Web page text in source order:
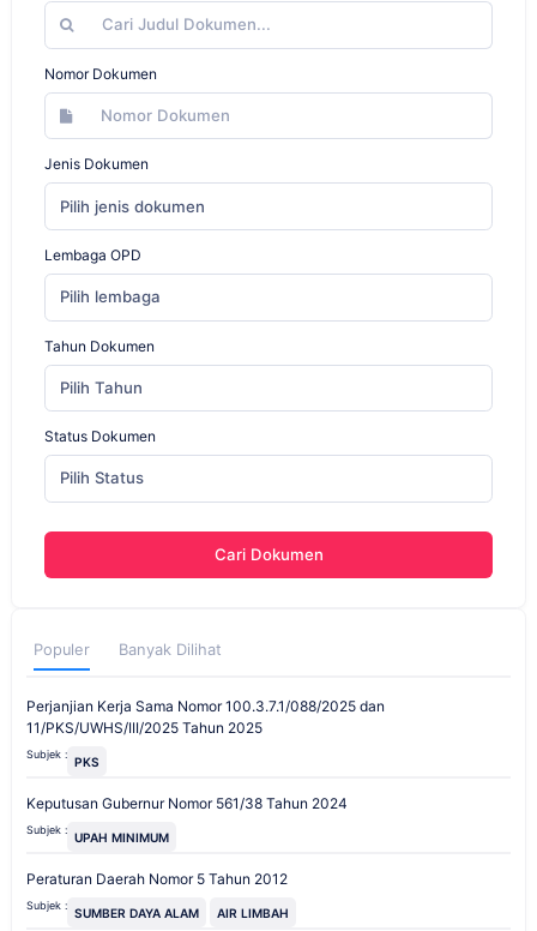
Nomor Dokumen
Jenis Dokumen
Pilih jenis dokumen
Lembaga OPD
Pilih lembaga
Tahun Dokumen
Pilih Tahun
Status Dokumen
Pilih Status
Cari Dokumen
Populer Banyak Dilihat
Perjanjian Kerja Sama Nomor 100.3.7.1/088/2025 dan
11/PKS/UWHS/III/2025 Tahun 2025
Subjek : PKS
Keputusan Gubernur Nomor 561/38 Tahun 2024
Subjek : UPAH MINIMUM
Peraturan Daerah Nomor 5 Tahun 2012
Subjek : SUMBER DAYA ALAM AIR LIMBAH